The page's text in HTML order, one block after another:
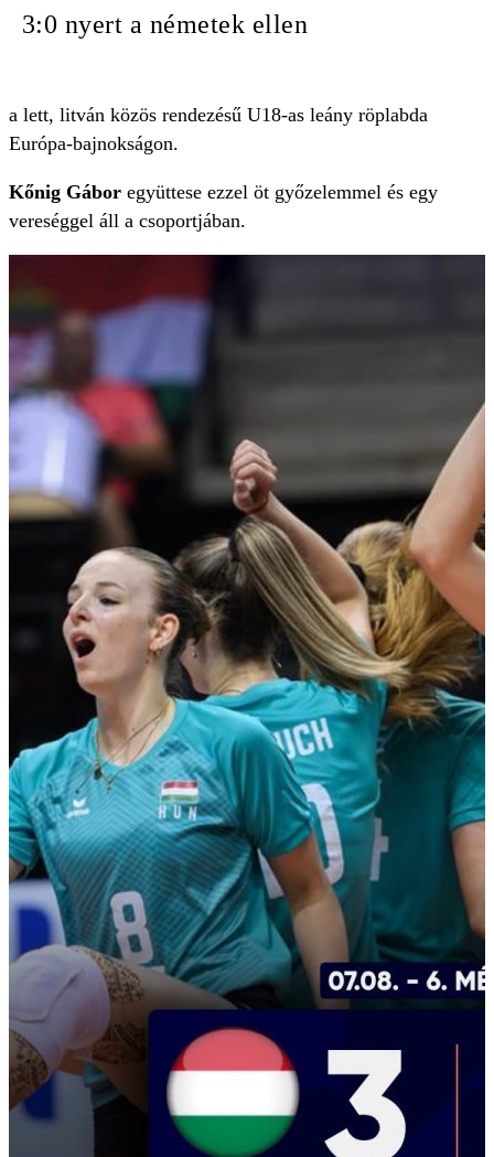
3:0 nyert a németek ellen
a lett, litván közös rendezésű U18-as leány röplabda
Európa-bajnokságon.
Kőnig Gábor együttese ezzel öt győzelemmel és egy
vereséggel áll a csoportjában.